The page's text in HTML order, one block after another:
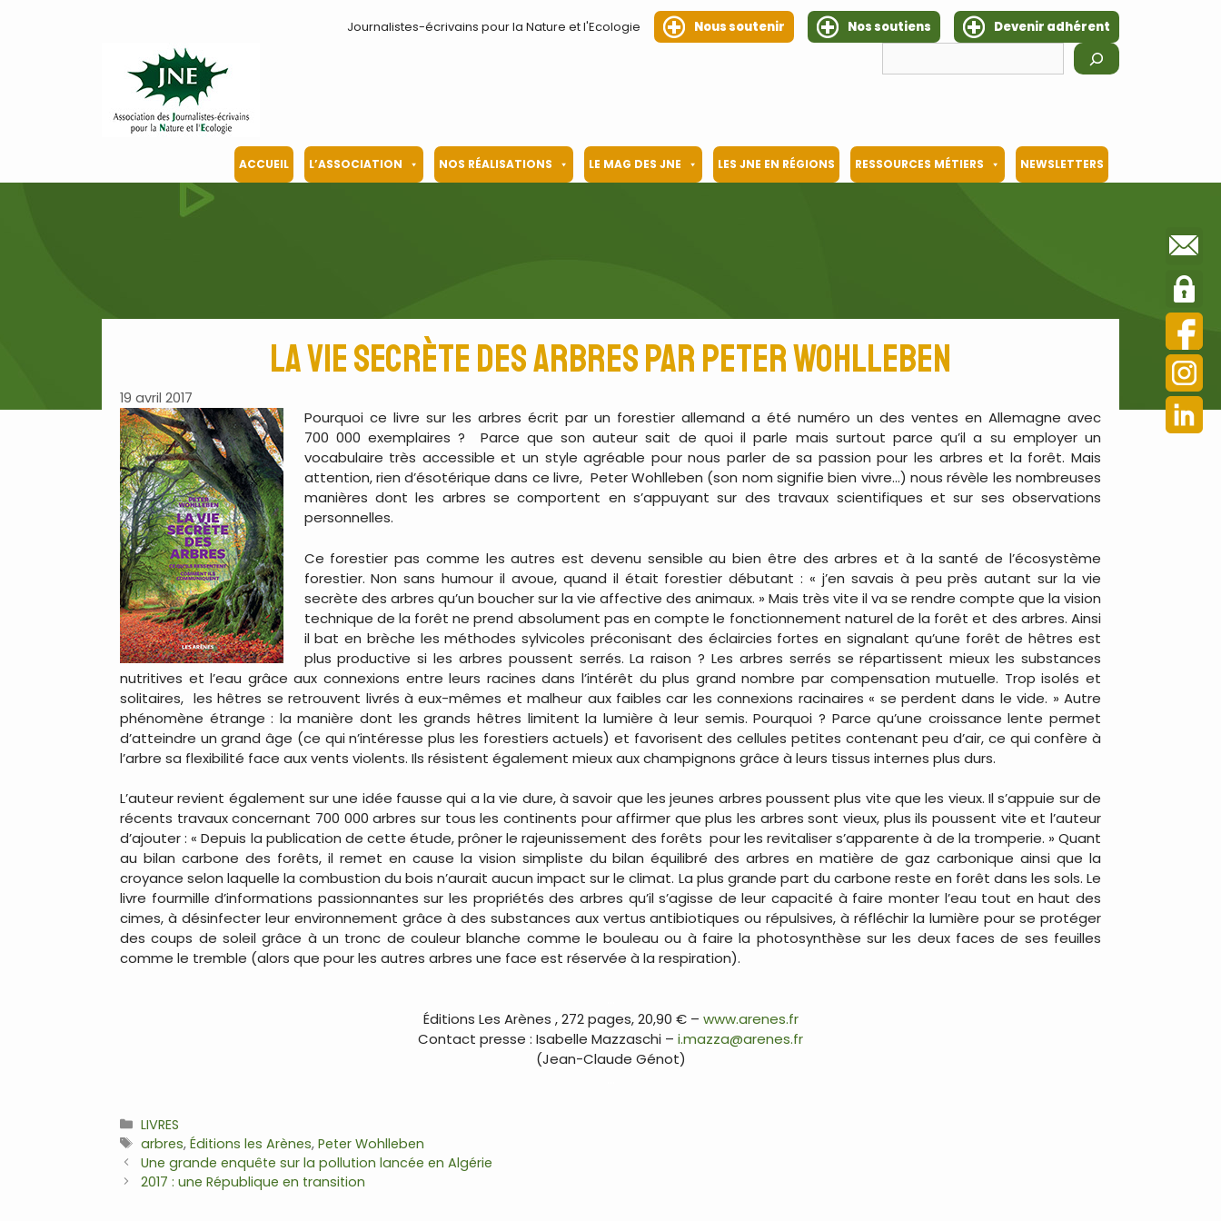
Journalistes-écrivains pour la Nature et l'Ecologie Nous soutenir Nos soutiens
Devenir adhérent
ACCUEIL L’ASSOCIATION NOS RÉALISATIONS LE MAG DES JNE LES JNE EN RÉGIONS RESSOURCES MÉTIERS NEWSLETTERS
La vie secrète des arbres par Peter Wohlleben
19 avril 2017
Pourquoi ce livre sur les arbres écrit par un forestier allemand a été numéro un des ventes en Allemagne avec
700 000 exemplaires ? Parce que son auteur sait de quoi il parle mais surtout parce qu’il a su employer un
vocabulaire très accessible et un style agréable pour nous parler de sa passion pour les arbres et la forêt. Mais
attention, rien d’ésotérique dans ce livre, Peter Wohlleben (son nom signifie bien vivre…) nous révèle les nombreuses
manières dont les arbres se comportent en s’appuyant sur des travaux scientifiques et sur ses observations
personnelles.
Ce forestier pas comme les autres est devenu sensible au bien être des arbres et à la santé de l’écosystème
forestier. Non sans humour il avoue, quand il était forestier débutant : « j’en savais à peu près autant sur la vie
secrète des arbres qu’un boucher sur la vie affective des animaux. » Mais très vite il va se rendre compte que la vision
technique de la forêt ne prend absolument pas en compte le fonctionnement naturel de la forêt et des arbres. Ainsi
il bat en brèche les méthodes sylvicoles préconisant des éclaircies fortes en signalant qu’une forêt de hêtres est
plus productive si les arbres poussent serrés. La raison ? Les arbres serrés se répartissent mieux les substances
nutritives et l’eau grâce aux connexions entre leurs racines dans l’intérêt du plus grand nombre par compensation mutuelle. Trop isolés et
solitaires, les hêtres se retrouvent livrés à eux-mêmes et malheur aux faibles car les connexions racinaires « se perdent dans le vide. » Autre
phénomène étrange : la manière dont les grands hêtres limitent la lumière à leur semis. Pourquoi ? Parce qu’une croissance lente permet
d’atteindre un grand âge (ce qui n’intéresse plus les forestiers actuels) et favorisent des cellules petites contenant peu d’air, ce qui confère à
l’arbre sa flexibilité face aux vents violents. Ils résistent également mieux aux champignons grâce à leurs tissus internes plus durs.
L’auteur revient également sur une idée fausse qui a la vie dure, à savoir que les jeunes arbres poussent plus vite que les vieux. Il s’appuie sur de
récents travaux concernant 700 000 arbres sur tous les continents pour affirmer que plus les arbres sont vieux, plus ils poussent vite et l’auteur
d’ajouter : « Depuis la publication de cette étude, prôner le rajeunissement des forêts pour les revitaliser s’apparente à de la tromperie. » Quant
au bilan carbone des forêts, il remet en cause la vision simpliste du bilan équilibré des arbres en matière de gaz carbonique ainsi que la
croyance selon laquelle la combustion du bois n’aurait aucun impact sur le climat. La plus grande part du carbone reste en forêt dans les sols. Le
livre fourmille d’informations passionnantes sur les propriétés des arbres qu’il s’agisse de leur capacité à faire monter l’eau tout en haut des
cimes, à désinfecter leur environnement grâce à des substances aux vertus antibiotiques ou répulsives, à réfléchir la lumière pour se protéger
des coups de soleil grâce à un tronc de couleur blanche comme le bouleau ou à faire la photosynthèse sur les deux faces de ses feuilles
comme le tremble (alors que pour les autres arbres une face est réservée à la respiration).
Éditions Les Arènes , 272 pages, 20,90 € – www.arenes.fr
Contact presse : Isabelle Mazzaschi – i.mazza@arenes.fr
(Jean-Claude Génot)
Catégories
LIVRES
Étiquettes
arbres,Éditions les Arènes,Peter Wohlleben
Navigation
des
Une grande enquête sur la pollution lancée en Algérie
2017 : une République en transition